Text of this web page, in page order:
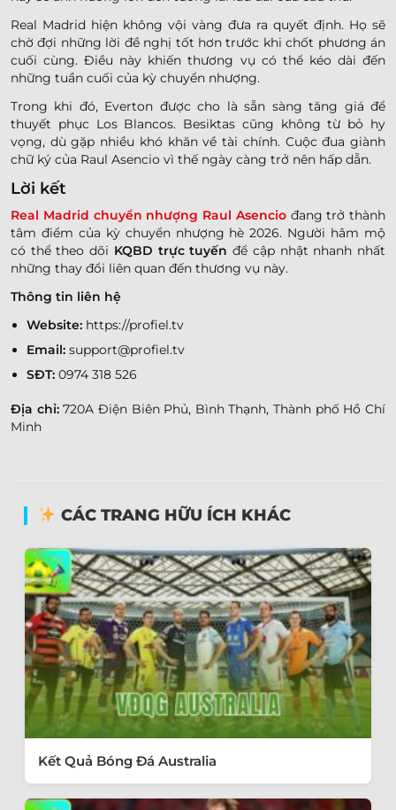
Real Madrid hiện không vội vàng đưa ra quyết định. Họ sẽ
chờ đợi những lời đề nghị tốt hơn trước khi chốt phương án
cuối cùng. Điều này khiến thương vụ có thể kéo dài đến
những tuần cuối của kỳ chuyển nhượng.
Trong khi đó, Everton được cho là sẵn sàng tăng giá để
thuyết phục Los Blancos. Besiktas cũng không từ bỏ hy
vọng, dù gặp nhiều khó khăn về tài chính. Cuộc đua giành
chữ ký của Raul Asencio vì thế ngày càng trở nên hấp dẫn.
Lời kết
Real Madrid chuyển nhượng Raul Asenciođang trở thành
tâm điểm của kỳ chuyển nhượng hè 2026. Người hâm mộ
có thể theo dõi KQBD trực tuyếnđể cập nhật nhanh nhất
những thay đổi liên quan đến thương vụ này.
Thông tin liên hệ
Website: https://profiel.tv
Email:support@profiel.tv
SĐT: 0974 318 526
Địa chỉ:720A Điện Biên Phủ, Bình Thạnh, Thành phố Hồ Chí
Minh
CÁC TRANG HỮU ÍCH KHÁC
Kết Quả Bóng Đá Australia